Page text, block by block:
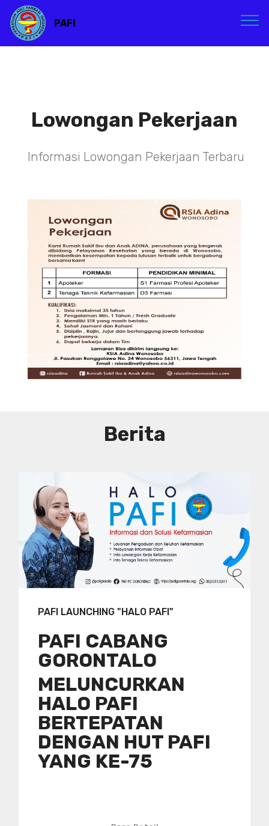
PAFI
Lowongan Pekerjaan
Informasi Lowongan Pekerjaan Terbaru
TENAGA TEKNIS
KEFARMASIAN DI RSIA ADINA
WONOSOBO
DIBUTUHKAN SEGERA TENAGA TEKNIS
KEFARMASIAN DI RUMAH SAKIT IBU
DAN ANAK ADINA WONOSOBO
SYARAT DAN KETENTUAN LIHAT
BROSUR
Berita
PAFI LAUNCHING "HALO PAFI"
PAFI CABANG
GORONTALO
MELUNCURKAN
HALO PAFI
BERTEPATAN
DENGAN HUT PAFI
YANG KE-75